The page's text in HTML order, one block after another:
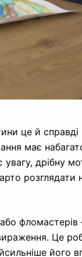
це й
має набагато
дрібну
розглядати
Це
його